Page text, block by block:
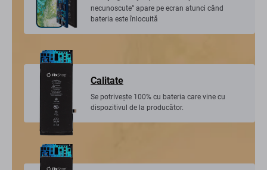
necunoscute” apare pe ecran atunci când
bateria este înlocuită
Calitate
Se potrivește 100% cu bateria care vine cu
dispozitivul de la producător.